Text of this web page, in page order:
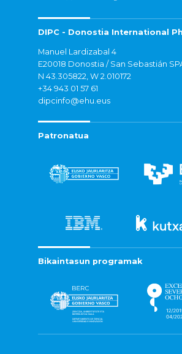
DIPC - Donostia International
Manuel Lardizabal 4
E20018 Donostia / San Sebastián
N 43.305822, W 2.010172
+34 943 01 57 61
dipcinfo@ehu.eus
Patronatua
Bikaintasun programak